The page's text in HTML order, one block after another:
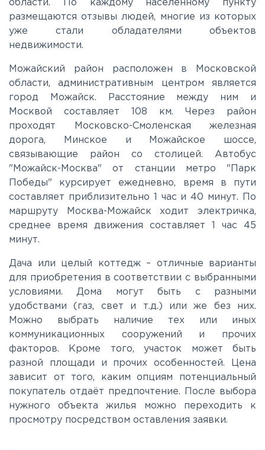
Минское
Новорижское
Новорязанское
Носовихинское
Пятницкое
Рогачёвское
Рублево-Успенское
Симферопольское
Таракановское
области. По каждому населенному пункту
размещаются отзывы людей, многие из которых
уже стали обладателями объектов
недвижимости.
Можайский район расположен в Московской
области, административным центром является
город Можайск. Расстояние между ним и
Москвой составляет 108 км. Через район
проходят Московско-Смоленская железная
дорога, Минское и Можайское шоссе,
связывающие район со столицей. Автобус
"Можайск-Москва" от станции метро "Парк
Победы" курсирует ежедневно, время в пути
составляет приблизительно 1 час и 40 минут. По
маршруту Москва-Можайск ходит электричка,
среднее время движения составляет 1 час 45
минут.
Дача или целый коттедж – отличные варианты
для приобретения в соответствии с выбранными
условиями. Дома могут быть с разными
удобствами (газ, свет и т.д.) или же без них.
Можно выбрать наличие тех или иных
коммуникационных сооружений и прочих
факторов. Кроме того, участок может быть
разной площади и прочих особенностей. Цена
зависит от того, каким опциям потенциальный
покупатель отдаёт предпочтение. После выбора
нужного объекта жилья можно переходить к
просмотру посредством оставления заявки.